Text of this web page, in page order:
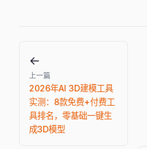
←
上一篇
2026年AI 3D建模工具
实测：8款免费+付费工
具排名，零基础一键生
成3D模型